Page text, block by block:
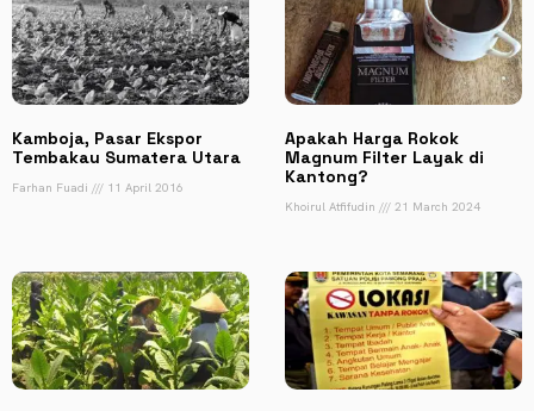
Kamboja, Pasar Ekspor
Tembakau Sumatera Utara
Farhan Fuadi 11 April 2016
Apakah Harga Rokok
Magnum Filter Layak di
Kantong?
Khoirul Atfifudin 21 March 2024